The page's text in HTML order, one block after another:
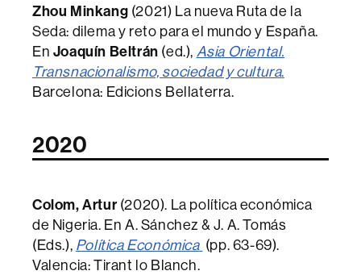
Zhou Minkang (2021) La nueva Ruta de la
Seda: dilema y reto para el mundo y España.
En Joaquín Beltrán (ed.), Asia Oriental.
Transnacionalismo, sociedad y cultura.
Barcelona: Edicions Bellaterra.
2020
Colom, Artur (2020). La política económica
de Nigeria. En A. Sánchez & J. A. Tomás
(Eds.), Política Económica (pp. 63-69).
Valencia: Tirant lo Blanch.